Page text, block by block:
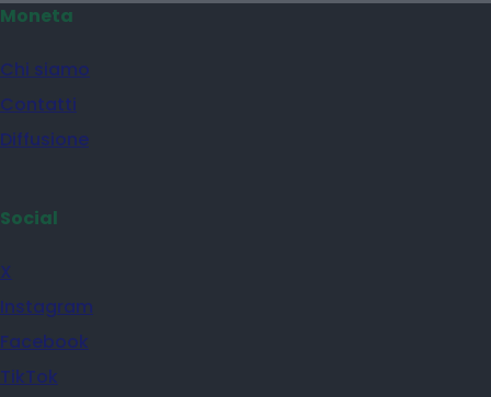
Moneta
Chi siamo
Contatti
Diffusione
Social
X
Instagram
Facebook
TikTok